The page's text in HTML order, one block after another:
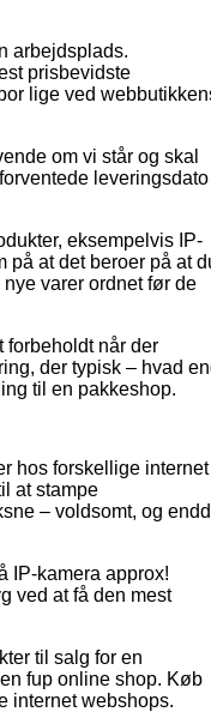
arbejdsplads.
prisbevidste
lige ved
om vi står og skal
leveringsdato
eksempelvis IP-
at det beroer på at
varer ordnet før de
forbeholdt når der
der typisk – hvad
til en pakkeshop.
hos forskellige internet
at stampe
– voldsomt, og
IP-kamera approx!
ved at få den mest
til salg for en
fup online shop. Køb
internet webshops.